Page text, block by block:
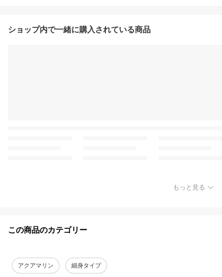
ショップ内で一緒に購入されている商品
もっと見る
この商品のカテゴリー
アクアマリン 細身タイプ